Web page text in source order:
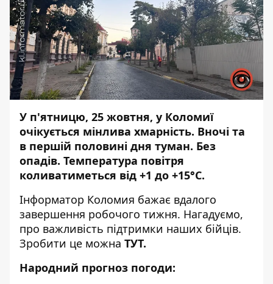
У п'ятницю, 25 жовтня, у Коломиї
очікується мінлива хмарність. Вночі та
в першій половині дня туман. Без
опадів. Температура повітря
коливатиметься від +1 до +15°С.
Інформатор Коломия бажає вдалого
завершення робочого тижня. Нагадуємо,
про важливість підтримки наших бійців.
Зробити це можна ТУТ.
Народний прогноз погоди: